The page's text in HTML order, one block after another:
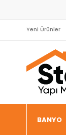
Yeni Ürünler
BANYO